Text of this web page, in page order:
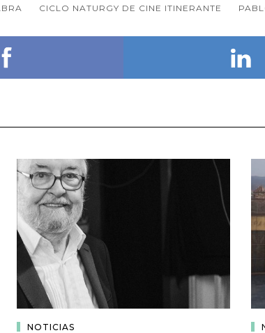
CICLO NATURGY DE CINE ITINERANTE
NOTICIAS